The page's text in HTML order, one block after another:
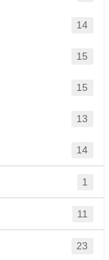
14
15
15
13
14
1
11
23